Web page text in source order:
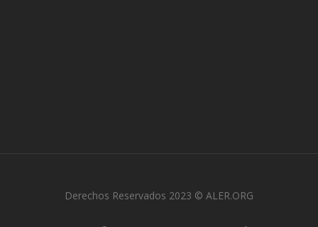
Derechos Reservados 2023 © ALER.ORG